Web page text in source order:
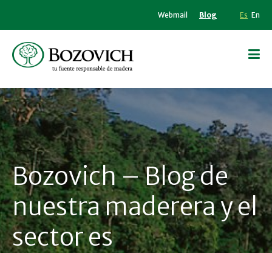
Webmail Blog Es En
Bozovich – Blog de
nuestra maderera y el
sector es